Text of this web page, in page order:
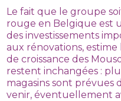
Le fait que le groupe
rouge en Belgique est
des investissements
aux rénovations,
de croissance des
restent inchangées :
magasins sont prévues
venir, éventuellement